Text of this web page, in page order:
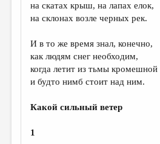
на скатах крыш, на лапах елок,
на склонах возле черных рек.
И в то же время знал, конечно,
как людям снег необходим,
когда летит из тьмы кромешной
и будто нимб стоит над ним.
Какой сильный ветер
1